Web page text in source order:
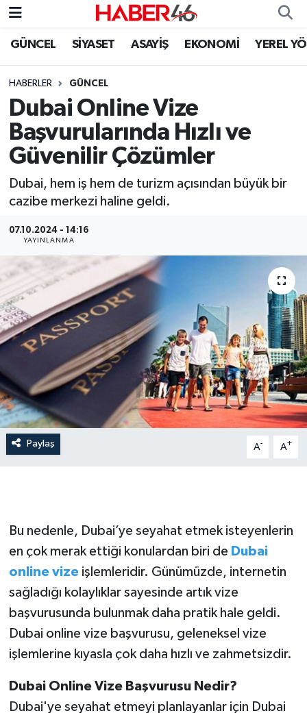
GÜNCEL SİYASET ASAYİŞ EKONOMİ YEREL
HABERLER GÜNCEL
Dubai Online Vize
Başvurularında Hızlı ve
Güvenilir Çözümler
Dubai, hem iş hem de turizm açısından büyük bir
cazibe merkezi haline geldi.
07.10.2024 - 14:16
YAYINLANMA
Paylaş A- A+
Bu nedenle, Dubai’ye seyahat etmek isteyenlerin
en çok merak ettiği konulardan biri de Dubai
online vizeişlemleridir. Günümüzde, internetin
sağladığı kolaylıklar sayesinde artık vize
başvurusunda bulunmak daha pratik hale geldi.
Dubai online vize başvurusu, geleneksel vize
işlemlerine kıyasla çok daha hızlı ve zahmetsizdir.
Dubai Online Vize Başvurusu Nedir?
Dubai'ye seyahat etmeyi planlayanlar için Dubai
GÜNCEL
SİYASET
SPOR
YAŞAM
TEKNOLOJİ
SAĞLIK
EĞİTİM
İLÇE HABERLERİ
KÜLTÜR-SANAT
KSÜ
DÜNYA
KADIN-AİLE
YEREL YÖNETİM
MEDYA
ÜÇÜNCÜ SAYFA
Nöbetçi Eczaneler
Hava Durumu
Kahramanmaraş Namaz Vakitleri
Trafik Durumu
Süper Lig Puan Durumu ve Fikstür
Tüm Manşetler
Son Dakika Haberleri
Haber Arşivi